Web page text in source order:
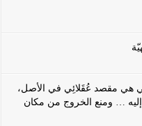
هي مقصد عُقَلائِي في الأصل،
… ومنع الخروج من مكان